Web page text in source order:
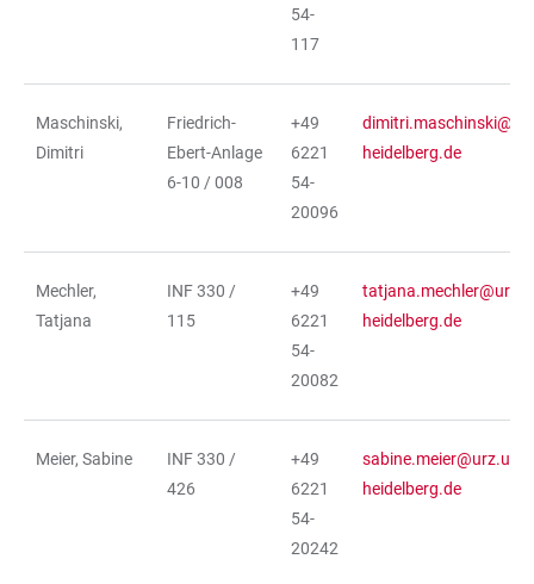
54-
117
Maschinski,
Dimitri
Friedrich-
Ebert-Anlage
6-10 / 008
+49
6221
54-
20096
heidelberg.de
Mechler,
Tatjana
INF 330 /
115
+49
6221
54-
20082
heidelberg.de
Meier, Sabine
INF 330 /
426
+49
6221
54-
20242
sabine.meier@urz.uni-
heidelberg.de